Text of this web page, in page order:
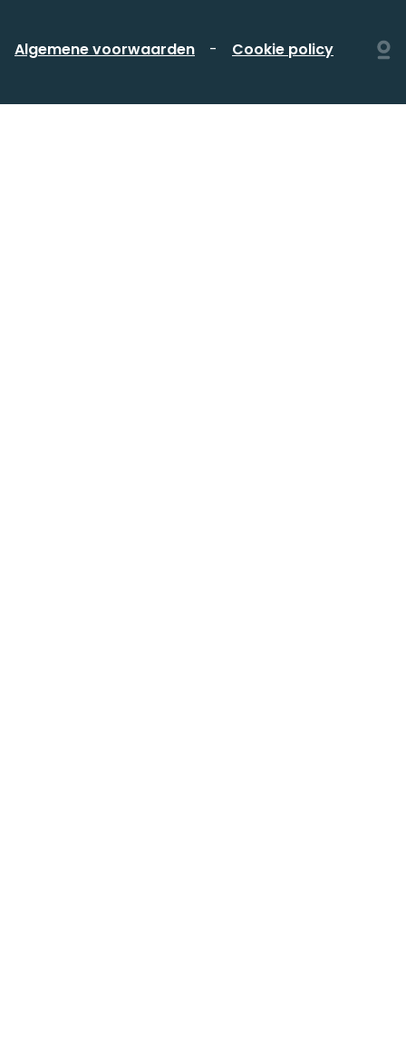
Algemene voorwaarden Cookie policy